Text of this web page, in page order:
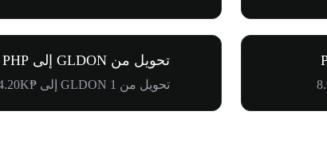
تحويل من GLDON إلى PHP
تحويل من 1 GLDON إلى ₱24.20K